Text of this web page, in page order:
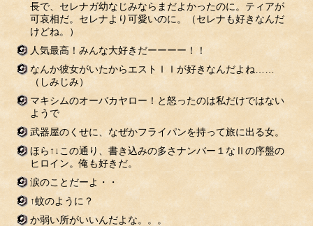
長で、セレナガ幼なじみならまだよかったのに。ティアが
可哀相だ。セレナより可愛いのに。（セレナも好きなんだ
けどね。）
人気最高！みんな大好きだーーーー！！
なんか彼女がいたからエストＩＩが好きなんだよね……
（しみじみ）
マキシムのオーバカヤロー！と怒ったのは私だけではない
ようで
武器屋のくせに、なぜかフライパンを持って旅に出る女。
ほら↑↓この通り、書き込みの多さナンバー１なⅡの序盤の
ヒロイン。俺も好きだ。
涙のことだーよ・・
↑蚊のように？
か弱い所がいいんだよな。。。